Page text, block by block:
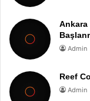
Ankara
Admin
Reef
Admin